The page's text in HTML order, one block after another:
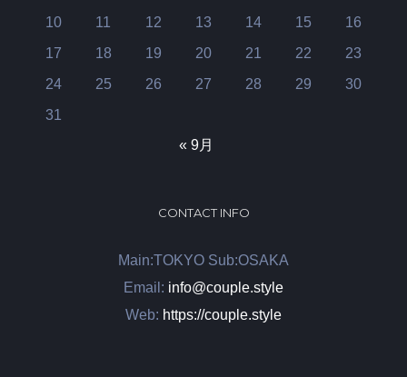
10
11 12 13 14 15
16
17
18 19 20 21 22
23
24
25 26 27 28 29
30
31
« 9月
CONTACT INFO
Main:TOKYO Sub:OSAKA
Email: info@couple.style
Web: https://couple.style